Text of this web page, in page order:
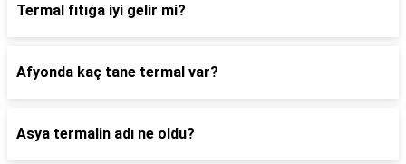
Termal fıtığa iyi gelir mi?
Afyonda kaç tane termal var?
Asya termalin adı ne oldu?